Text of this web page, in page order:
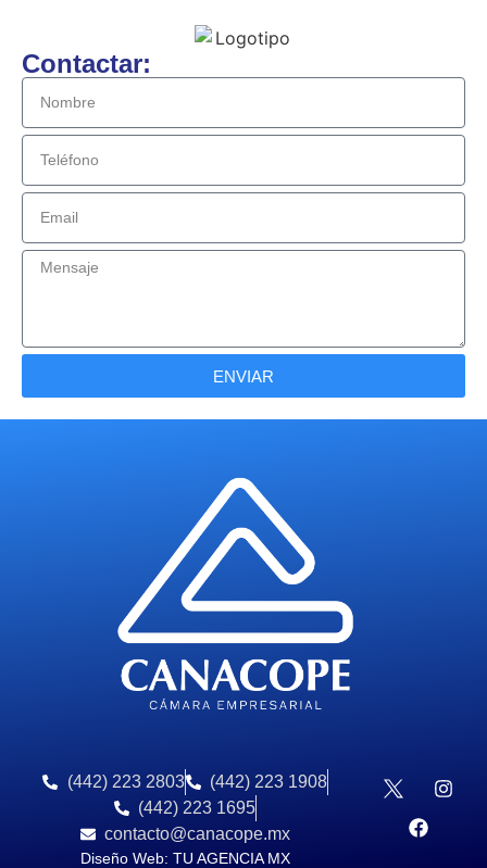
Contactar:
ENVIAR
(442) 223 2803
(442) 223 1908
(442) 223 1695
contacto@canacope.mx
Diseño Web: TU AGENCIA MX